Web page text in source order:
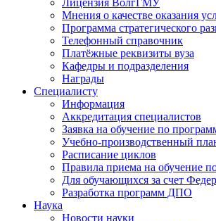
Лицензия ВолгГМУ
Мнения о качестве оказания
Программа стратегического
Телефонный справочник
Платёжные реквизиты вуза
Кафедры и подразделения
Награды
Специалисту
Информация
Аккредитация специалистов
Заявка на обучение по
Учебно-производственный
Расписание циклов
Правила приема на обучение
Для обучающихся за счет
Разработка программ ДПО
Наука
Новости науки